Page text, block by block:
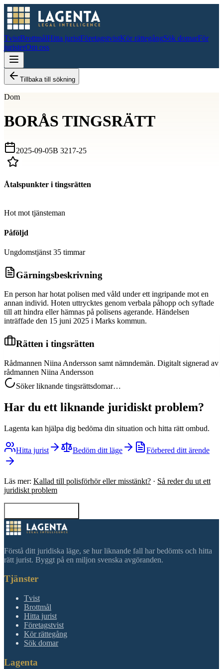
TvistBrottmålHitta juristFöretagstvistKör rättegångSök domarFör
juristerOm oss
Tillbaka till sökning
Dom
BORÅS TINGSRÄTT
2025-09-05B 3217-25
Åtalspunkter i tingsrätten
Hot mot tjänsteman
Påföljd
Ungdomstjänst 35 timmar
Gärningsbeskrivning
En person har hotat polisen med våld under ett ingripande mot en
annan individ. Hoten uttrycktes genom verbala påhopp och syftade
till att hindra eller hämnas på polisens agerande. Händelsen
inträffade den 15 juni 2025 i Marks kommun.
Rätten i tingsrätten
Rådmannen Niina Andersson samt nämndemän. Digitalt signerad av
rådmannen Niina Andersson
Söker liknande tingsrättsdomar…
Har du ett liknande juridiskt problem?
Lagenta kan hjälpa dig bedöma din situation och hitta rätt ombud.
Hitta jurist Bedöm ditt läge Förbered ditt ärende
Läs mer: Kallad till polisförhör eller misstänkt? · Så reder du ut ett
juridiskt problem
Förstå ditt juridiska läge, se hur liknande fall har bedömts och hitta
rätt jurist. Byggt på en miljon svenska avgöranden.
Tjänster
Tvist
Brottmål
Hitta jurist
Företagstvist
Kör rättegång
Sök domar
Lagenta